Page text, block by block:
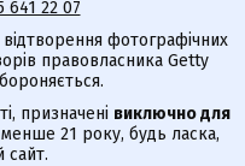
641 22 07
фотографічних
правовласника Getty
призначені виключно для
21 року, будь ласка,
сайт.